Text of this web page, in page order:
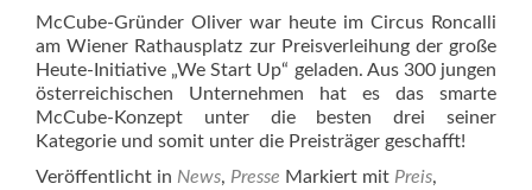
McCube-Gründer Oliver war heute im Circus Roncalli
am Wiener Rathausplatz zur Preisverleihung der große
Heute-Initiative „We Start Up“ geladen. Aus 300 jungen
österreichischen Unternehmen hat es das smarte
McCube-Konzept unter die besten drei seiner
Kategorie und somit unter die Preisträger geschafft!
Veröffentlicht in News, Presse Markiert mit Preis,